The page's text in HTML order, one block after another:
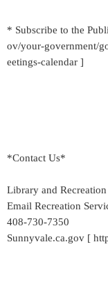
* Subscribe to the
ov/your-government/
eetings-calendar ]
*Contact Us*
Library and
Email Recreation
408-730-7350
Sunnyvale.ca.gov [